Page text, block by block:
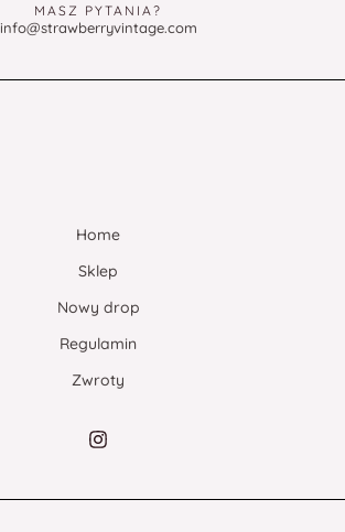
MASZ PYTANIA?
info@strawberryvintage.com
Home
Sklep
Nowy drop
Regulamin
Zwroty